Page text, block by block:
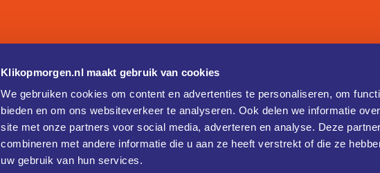
Klikopmorgen.nl maakt gebruik van cookies
We gebruiken cookies om content en advertenties te personaliseren, om
bieden en om ons websiteverkeer te analyseren. Ook delen we informatie
site met onze partners voor social media, adverteren en analyse. Deze
combineren met andere informatie die u aan ze heeft verstrekt of die ze
uw gebruik van hun services.